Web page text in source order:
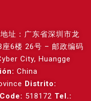
址：广东省深圳市龙
座6楼 26号 – 邮政编码
City, Huangge
China
Distrito:
518172 Tel.: